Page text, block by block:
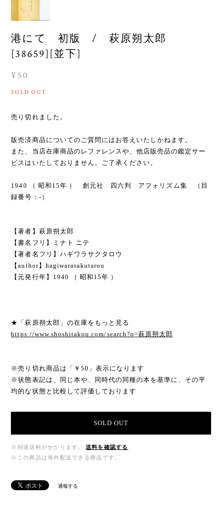
港にて 初版 / 萩原朔太郎
[38659][並下]
¥50
SOLD OUT
売り切れました。
販売済商品についてのご質問にはお答えいたしかねます。
また、当店在庫商品のレファレンスや、他店販売品の鑑定サー
ビスはいたしておりません。ご了承ください。
1940 （ 昭和15年 ） 創元社 四六判 アフォリズム集 （目
録番号：-）
【著者】萩原朔太郎
【書名フリ】ミナト ニテ
【著者名フリ】ハギワラサクタロウ
【author】hagiwarasakutarou
【元発行年】1940 （ 昭和15年 ）
★「萩原朔太郎」の在庫をもっと見る
https://www.shoshitakou.com/search?q=萩原朔太郎
※売り切れ商品は「￥50」表示になります
※状態表記は、同じ本や、同時代の同種の本を基準に、その平
均的な状態と比較して評価しております
SOLD OUT
※別途送料がかかります。
送料を確認する
※この商品は海外配送できる商品です。
通報する